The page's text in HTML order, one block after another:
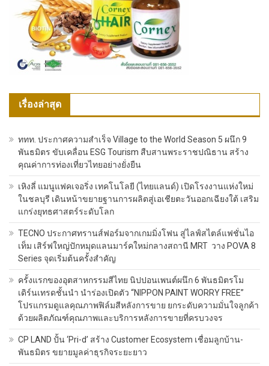
เรื่องล่าสุด
ททท. ประกาศความสำเร็จ Village to the World Season 5 ผนึก 9
พันธมิตร ขับเคลื่อน ESG Tourism สืบสานพระราชปณิธาน สร้าง
คุณค่าการท่องเที่ยวไทยอย่างยั่งยืน
เหิงลี่ แมนูแฟคเจอริ่ง เทคโนโลยี (ไทยแลนด์) เปิดโรงงานแห่งใหม่
ในชลบุรี เดินหน้าขยายฐานการผลิตสู่เอเชียตะวันออกเฉียงใต้ เสริม
แกร่งยุทธศาสตร์ระดับโลก
TECNO ประกาศทรานส์ฟอร์มจากเกมมิ่งโฟน สู่ไลฟ์สไตล์แฟชั่นไอ
เท็ม เสิร์ฟใหญ่ปักหมุดแลนมาร์คใหม่กลางสถานี MRT วาง POVA 8
Series จุดเริ่มต้นครั้งสำคัญ
ครั้งแรกของอุตสาหกรรมสีไทย นิปปอนเพนต์ผนึก 6 พันธมิตรโม
เดิร์นเทรดชั้นนำ นำร่องเปิดตัว “NIPPON PAINT WORRY FREE”
โปรแกรมดูแลคุณภาพฟิล์มสีหลังการขาย ยกระดับความมั่นใจลูกค้า
ด้วยผลิตภัณฑ์คุณภาพและบริการหลังการขายที่ครบวงจร
CP LAND ปั้น ‘Pri-d’ สร้าง Customer Ecosystem เชื่อมลูกบ้าน-
พันธมิตร ขยายมูลค่าธุรกิจระยะยาว